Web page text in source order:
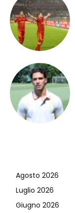
Agosto 2026
Luglio 2026
Giugno 2026